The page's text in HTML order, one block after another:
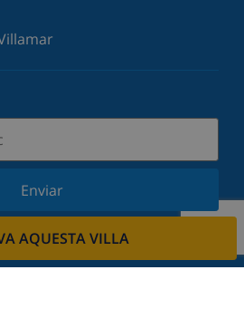
AQUESTA VILLA
Enviar
butlletí i estigues informat
i ofertes. Respectem la